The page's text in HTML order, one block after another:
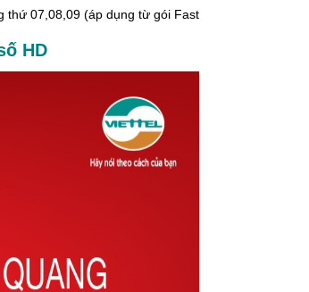
thứ 07,08,09 (áp dụng từ gói Fast
HD